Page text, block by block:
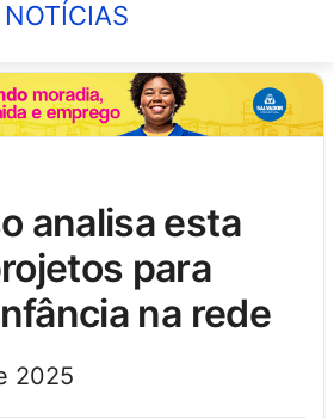
para
na rede
2025